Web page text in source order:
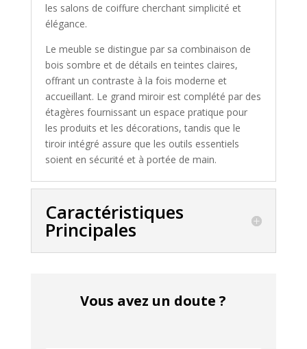
les salons de coiffure cherchant simplicité et
élégance.
Le meuble se distingue par sa combinaison de
bois sombre et de détails en teintes claires,
offrant un contraste à la fois moderne et
accueillant. Le grand miroir est complété par des
étagères fournissant un espace pratique pour
les produits et les décorations, tandis que le
tiroir intégré assure que les outils essentiels
soient en sécurité et à portée de main.
Caractéristiques
Principales
Vous avez un doute ?